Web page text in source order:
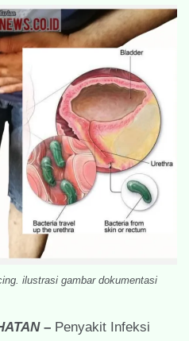
ilustrasi gambar dokumentasi
– Penyakit Infeksi